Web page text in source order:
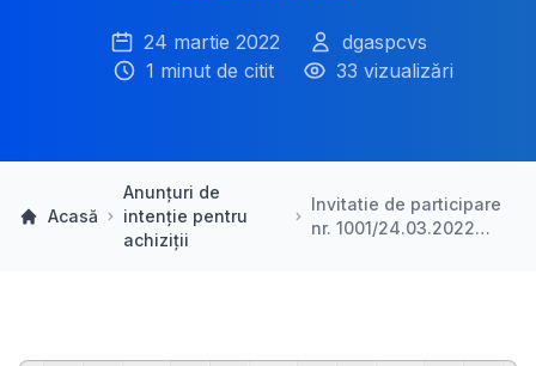
24 martie 2022
dgaspcvs
1 minut de citit
33 vizualizări
Acasă
Anunțuri de
intenție pentru
achiziții
Invitatie de participare
nr. 1001/24.03.2022…